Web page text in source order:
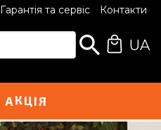
Гарантія та сервіс Контакти
UA
АКЦІЯ